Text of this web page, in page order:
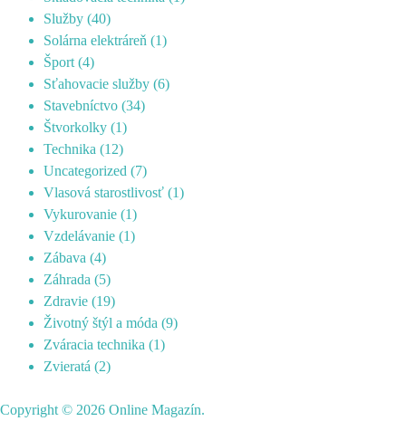
Služby (40)
Solárna elektráreň (1)
Šport (4)
Sťahovacie služby (6)
Stavebníctvo (34)
Štvorkolky (1)
Technika (12)
Uncategorized (7)
Vlasová starostlivosť (1)
Vykurovanie (1)
Vzdelávanie (1)
Zábava (4)
Záhrada (5)
Zdravie (19)
Životný štýl a móda (9)
Zváracia technika (1)
Zvieratá (2)
Copyright © 2026 Online Magazín.